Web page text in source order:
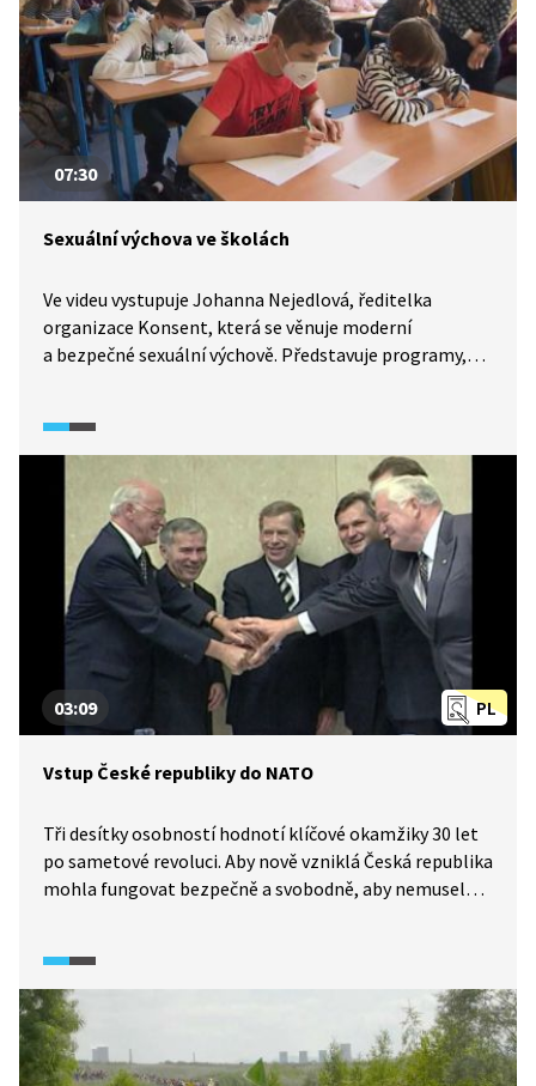
07:30
Sexuální výchova ve školách
Ve videu vystupuje Johanna Nejedlová, ředitelka
organizace Konsent, která se věnuje moderní
a bezpečné sexuální výchově. Představuje programy,
tématech s dětmi mluvit. Video ukazuje, jak může
sexuální výchova vést nejen k lepší informovanosti, ale
i k prevenci nevhodného chování a k posilování
zdravých vztahů. (Video je z pořadu Dobré ráno z roku
2022)
PL
03:09
Vstup České republiky do NATO
Tři desítky osobností hodnotí klíčové okamžiky 30 let
po sametové revoluci. Aby nově vzniklá Česká republika
mohla fungovat bezpečně a svobodně, aby nemusela
1999 připojila k Severoatlantické alianci. Smyslem
vzniku této mezinárodní organizace je zajištění
kolektivní obrany členských zemí a pomoc
při zachování demokracie a míru.